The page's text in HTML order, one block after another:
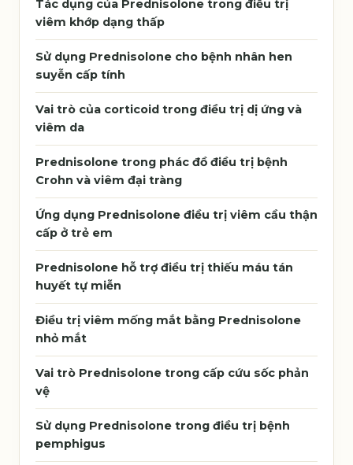
Tác dụng của Prednisolone trong điều trị
viêm khớp dạng thấp
Sử dụng Prednisolone cho bệnh nhân hen
suyễn cấp tính
Vai trò của corticoid trong điều trị dị ứng và
viêm da
Prednisolone trong phác đồ điều trị bệnh
Crohn và viêm đại tràng
Ứng dụng Prednisolone điều trị viêm cầu thận
cấp ở trẻ em
Prednisolone hỗ trợ điều trị thiếu máu tán
huyết tự miễn
Điều trị viêm mống mắt bằng Prednisolone
nhỏ mắt
Vai trò Prednisolone trong cấp cứu sốc phản
vệ
Sử dụng Prednisolone trong điều trị bệnh
pemphigus